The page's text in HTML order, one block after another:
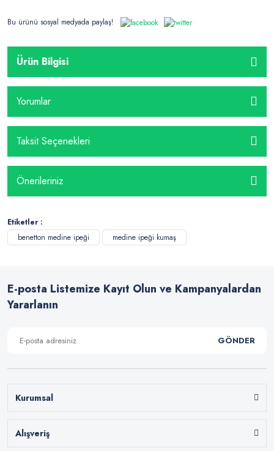
Bu ürünü sosyal medyada paylaş!
Ürün Bilgisi
Yorumlar
Taksit Seçenekleri
Önerileriniz
Etiketler :
benetton medine ipeği
medine ipeği kumaş
E-posta Listemize Kayıt Olun ve Kampanyalardan
Yararlanın
GÖNDER
Kurumsal
Alışveriş